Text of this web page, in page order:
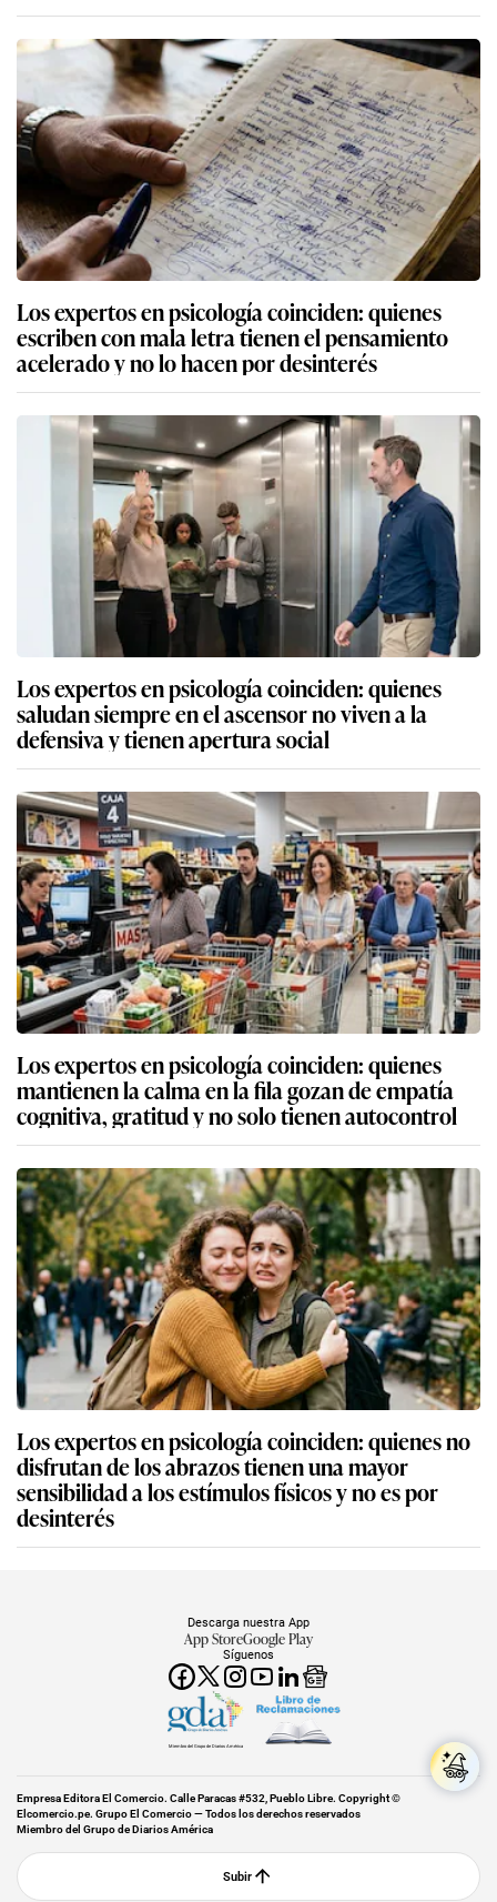
Los expertos en psicología coinciden: quienes
escriben con mala letra tienen el pensamiento
acelerado y no lo hacen por desinterés
Los expertos en psicología coinciden: quienes
saludan siempre en el ascensor no viven a la
defensiva y tienen apertura social
Los expertos en psicología coinciden: quienes
mantienen la calma en la fila gozan de empatía
cognitiva, gratitud y no solo tienen autocontrol
Los expertos en psicología coinciden: quienes no
disfrutan de los abrazos tienen una mayor
sensibilidad a los estímulos físicos y no es por
desinterés
Síguenos
Descarga nuestra App
App StoreGoogle Play
Miembro del Grupo de Diarios América
Empresa Editora El Comercio. Calle Paracas #532, Pueblo Libre. Copyright ©
Elcomercio.pe. Grupo El Comercio — Todos los derechos reservados
Miembro del Grupo de Diarios América
Subir